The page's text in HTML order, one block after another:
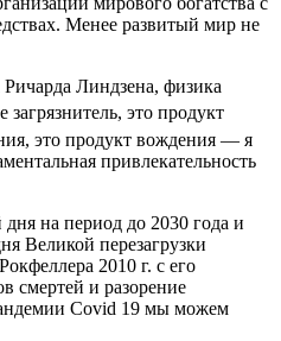
Менее развитый мир не
Линдзена, физика
это продукт
это продукт вождения — я
привлекательность
на период до 2030 года и
Великой перезагрузки
2010 г. с его
смертей и разорение
Covid 19 мы можем